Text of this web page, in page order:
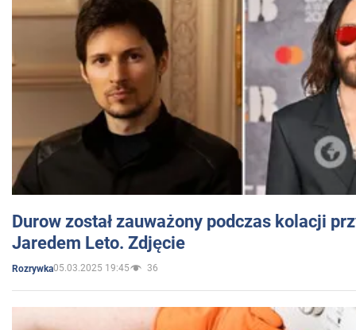
Durow został zauważony podczas kolacji
Jaredem Leto. Zdjęcie
Rozrywka05.03.2025 19:45 36